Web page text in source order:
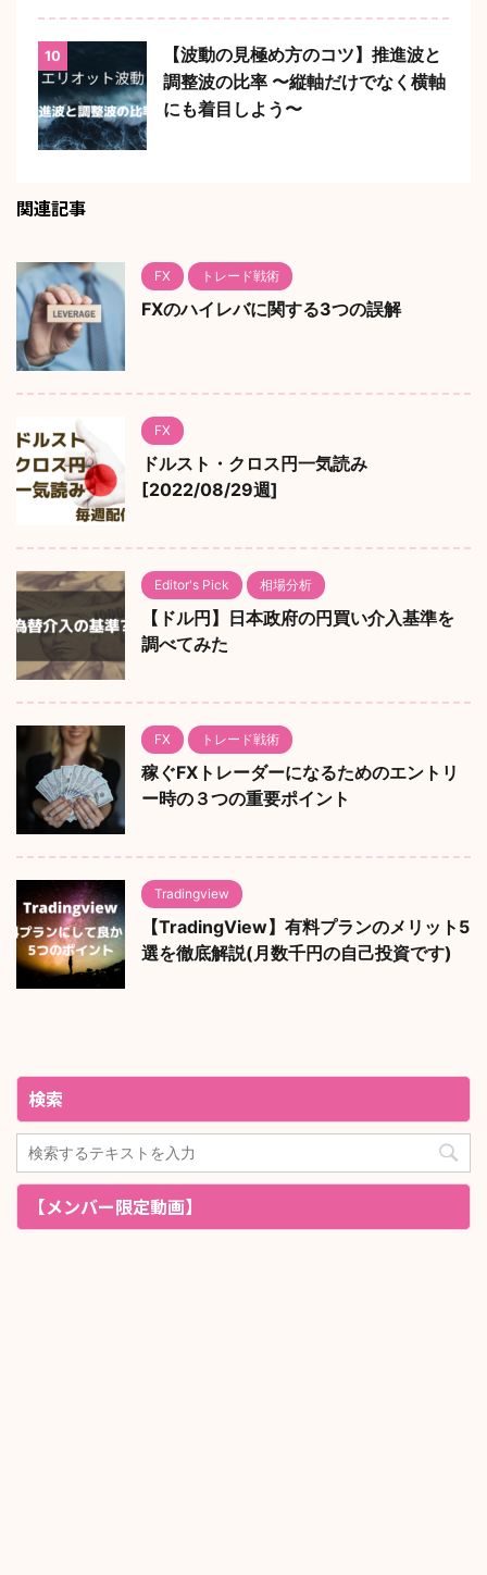
10
【波動の見極め方のコツ】推進波と
調整波の比率 〜縦軸だけでなく横軸
にも着目しよう〜
関連記事
FX トレード戦術
FXのハイレバに関する3つの誤解
FX
ドルスト・クロス円一気読み
[2022/08/29週]
Editor's Pick 相場分析
【ドル円】日本政府の円買い介入基準を
調べてみた
FX トレード戦術
稼ぐFXトレーダーになるためのエントリ
ー時の３つの重要ポイント
Tradingview
【TradingView】有料プランのメリット5
選を徹底解説(月数千円の自己投資です)
検索
【メンバー限定動画】